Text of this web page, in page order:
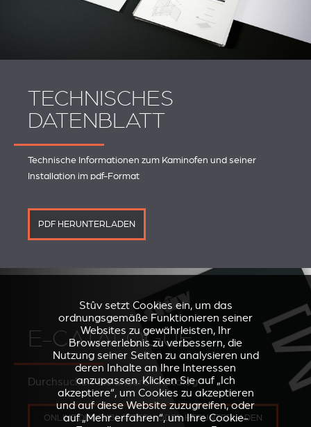
TECHNISCHES
DATENBLATT
Technische Informationen zum Kaminofen und seiner
Installation im pdf-Format
PDF HERUNTERLADEN
E-CATALOGUE
Durchsuchen Sie unseren Katalog
ONLINE DURCHBLÄTTERN ODER HERUNTERLADEN
Stûv setzt Cookies ein, um das
ordnungsgemäße Funktionieren seiner
Websites zu gewährleisten, Ihr
Browsererlebnis zu verbessern, die
Nutzung seiner Seiten zu analysieren und
deren Inhalte an Ihre Interessen
anzupassen. Klicken Sie auf „Ich
akzeptiere“, um Cookies zu akzeptieren
und auf diese Website zuzugreifen, oder
auf „Mehr erfahren“, um Ihre Cookie-